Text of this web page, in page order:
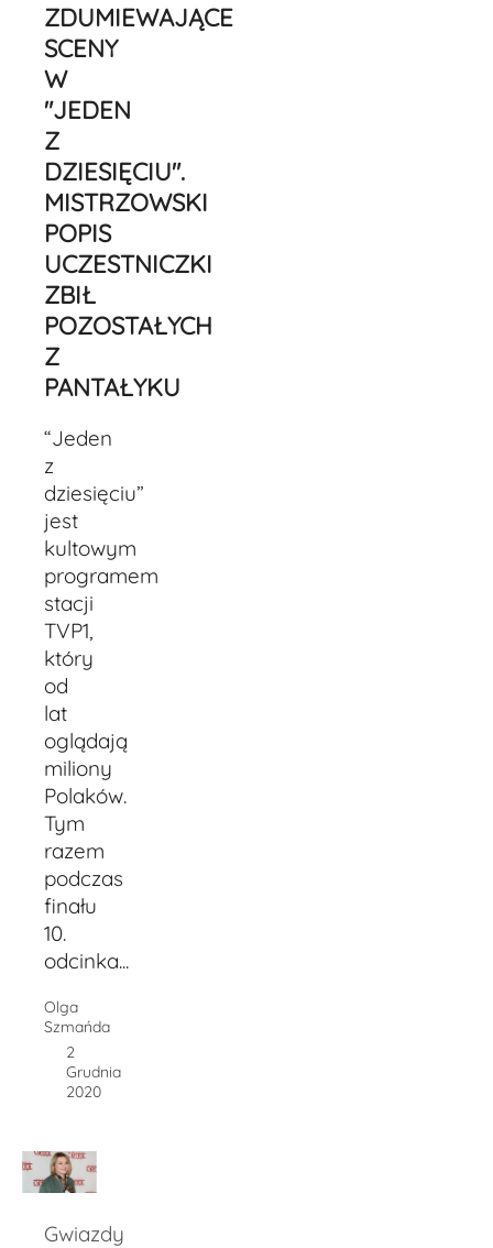
ZDUMIEWAJĄCE
SCENY
W
"JEDEN
Z
DZIESIĘCIU".
MISTRZOWSKI
POPIS
UCZESTNICZKI
ZBIŁ
POZOSTAŁYCH
Z
PANTAŁYKU
“Jeden
z
dziesięciu”
jest
kultowym
programem
stacji
TVP1,
który
od
lat
oglądają
miliony
Polaków.
Tym
razem
podczas
finału
10.
odcinka...
Olga
Szmańda
2
Grudnia
2020
Gwiazdy